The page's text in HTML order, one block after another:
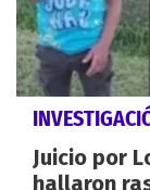
Juicio por
hallaron